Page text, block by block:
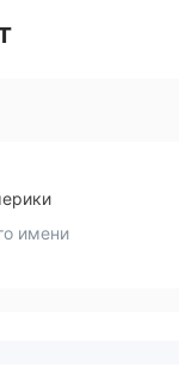
имени